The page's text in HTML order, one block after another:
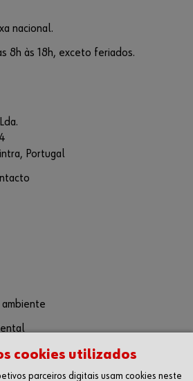
nacional.
8h às 18h, exceto feriados.
Portugal
cookies utilizados
parceiros digitais usam cookies neste